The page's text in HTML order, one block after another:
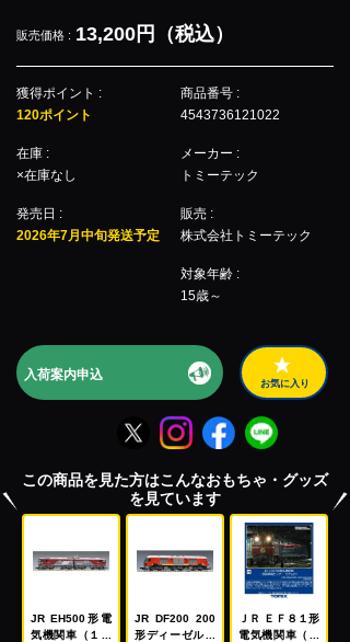
販売価格 : 13,200円（税込）
獲得ポイント :
120ポイント
在庫 :
×在庫なし
発売日 :
2026年7月中旬発送予定
商品番号 :
4543736121022
メーカー :
トミーテック
販売 :
株式会社トミーテック
対象年齢 :
15歳～
入荷案内申込
お気に入り
この商品を見た方はこんなおもちゃ・グッズ
を見ています
JR EH500形電
気機関車（１次
JR DF200 200
形ディーゼル機
ＪＲ ＥＦ８１形
電気機関車（長